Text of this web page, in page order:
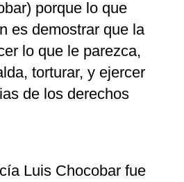
porque lo que
es demostrar que la
lo que le parezca,
torturar, y ejercer
de los derechos
Luis Chocobar fue